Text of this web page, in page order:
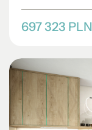
697 323 PLN